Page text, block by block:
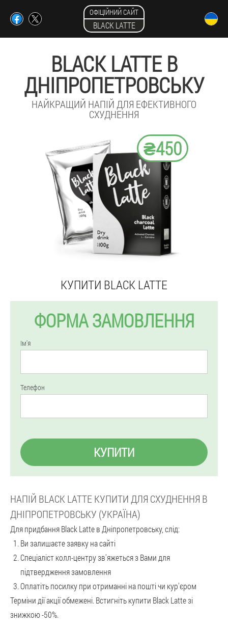
ОФІЦІЙНИЙ САЙТ
BLACK LATTE
BLACK LATTE В
ДНІПРОПЕТРОВСЬКУ
НАЙКРАЩИЙ НАПІЙ ДЛЯ ЕФЕКТИВНОГО
СХУДНЕННЯ
₴450
КУПИТИ BLACK LATTE
ФОРМА ЗАМОВЛЕННЯ
Ім'я
Телефон
КУПИТИ
НАПІЙ BLACK LATTE КУПИТИ ДЛЯ СХУДНЕННЯ В
ДНІПРОПЕТРОВСЬКУ (УКРАЇНА)
Для придбання Black Latte в Дніпропетровську, слід:
Ви залишаєте заявку на сайті
Спеціаліст колл-центру зв'яжеться з Вами для
підтвердження замовлення
Оплатіть посилку при отриманні на пошті чи кур'єром
Терміни дії акції обмежені. Встигніть купити Black Latte зі
знижкою -50%.